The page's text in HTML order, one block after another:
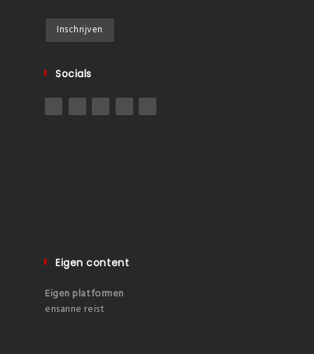
Socials
Eigen content
Eigen platformen
ensanne reist